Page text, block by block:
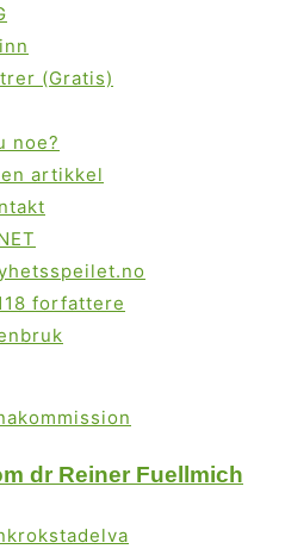
(Gratis)
noe?
artikkel
forfattere
dr Reiner Fuellmich